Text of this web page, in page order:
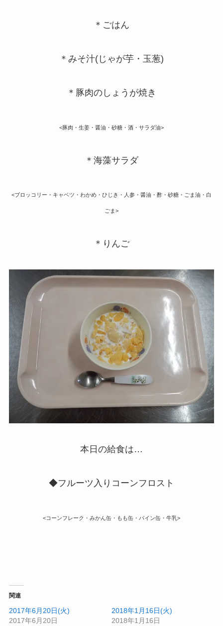
＊ごはん
＊みそ汁(じゃが芋・玉葱)
＊豚肉のしょうが焼き
<豚肉・生姜・醤油・砂糖・酒・サラダ油>
＊海藻サラダ
<ブロッコリー・キャベツ・わかめ・ひじき・人参・醤油・酢・砂糖・ごま油・白
ごま>
＊りんご
本日の給食は…
◆フルーツ入りコーンフロスト
<コーンフレーク・みかん缶・もも缶・パイン缶・牛乳>
関連
2017年6月20日(火)
2017年6月20日
2018年1月16日(火)
2018年1月16日